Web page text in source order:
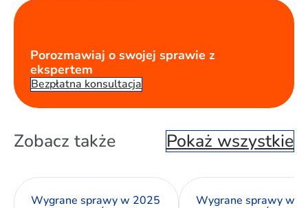
Porozmawiaj o swojej sprawie z
ekspertem
Bezpłatna konsultacja
Zobacz także Pokaż wszystkie
Wygrane sprawy w 2025
Wygrane sprawy w